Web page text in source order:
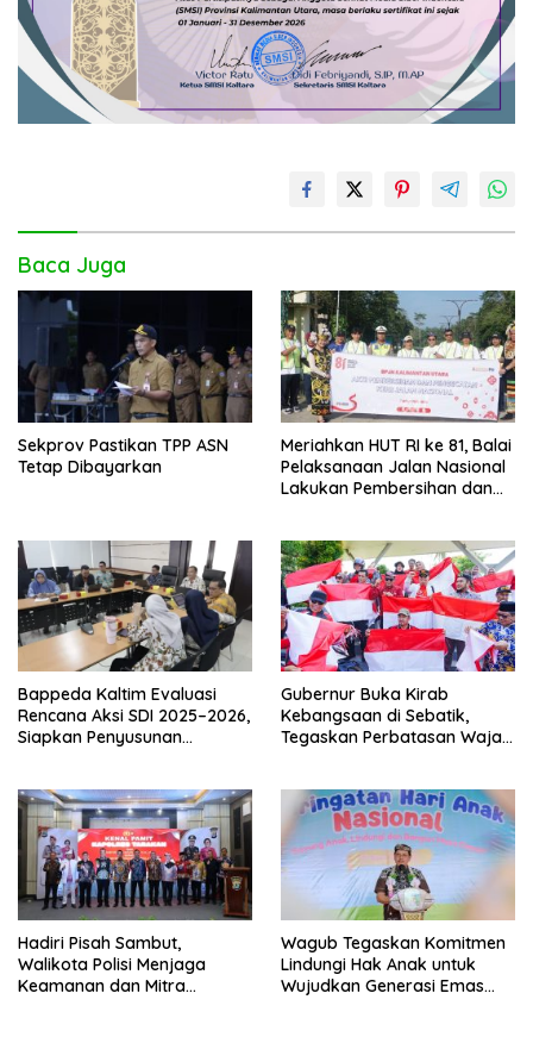
Baca Juga
Sekprov Pastikan TPP ASN
Tetap Dibayarkan
Meriahkan HUT RI ke 81, Balai
Pelaksanaan Jalan Nasional
Lakukan Pembersihan dan
Bappeda Kaltim Evaluasi
Rencana Aksi SDI 2025–2026,
Siapkan Penyusunan
Gubernur Buka Kirab
Kebangsaan di Sebatik,
Tegaskan Perbatasan Wajah
Hadiri Pisah Sambut,
Walikota Polisi Menjaga
Keamanan dan Mitra
Wagub Tegaskan Komitmen
Lindungi Hak Anak untuk
Wujudkan Generasi Emas